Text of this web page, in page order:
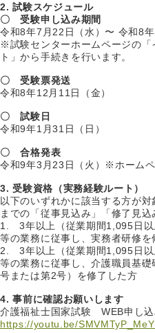
2. 試験スケジュール
〇 受験申し込み期間
令和8年7月22日（水）〜 令和8年
※試験センターホームページの「
ト」から手続きを行います。
〇 受験票発送
令和8年12月11日（金）
〇 試験日
令和9年1月31日（日）
〇 合格発表
令和9年3月23日（火）※ホーム
3. 受験資格（実務経験ルート）
以下のいずれかに該当する方が
までの「従事見込み」「修了見込
1. 3年以上（従業期間1,095日以
等の業務に従事し、実務者研修を
2. 3年以上（従業期間1,095日以
等の業務に従事し、介護職員基
号または第2号）を修了した方
4. 事前に確認お願いします
介護福祉士国家試験 WEB申し込
https://youtu.be/